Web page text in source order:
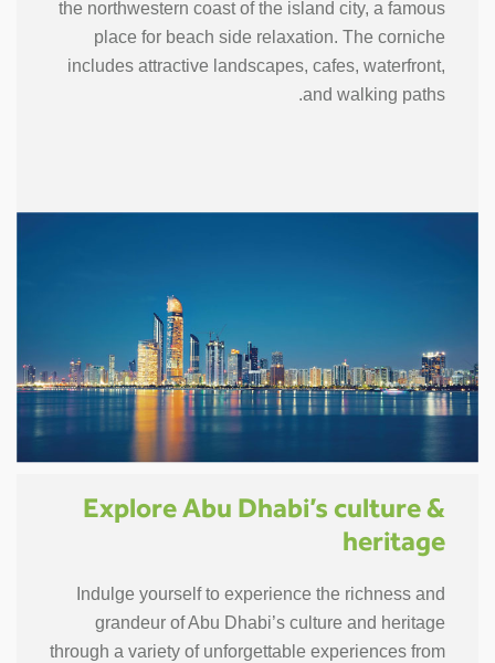
the northwestern coast of the island city, a famous
place for beach side relaxation. The corniche
includes attractive landscapes, cafes, waterfront,
and walking paths.
Explore Abu Dhabi’s culture &
heritage
Indulge yourself to experience the richness and
grandeur of Abu Dhabi’s culture and heritage
through a variety of unforgettable experiences from